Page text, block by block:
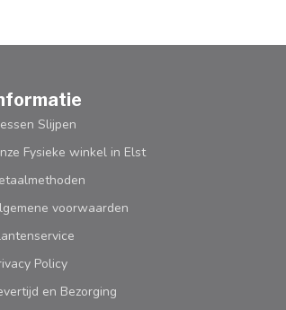
Slijpen
Fysieke winkel in Elst
voorwaarden
Policy
en Bezorging